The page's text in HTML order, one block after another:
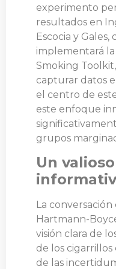
experimento
resultados en
Escocia y Gales,
implementará la
Smoking
capturar datos
el centro de
este enfoque
grupos
Un
La
Hartmann-
visión clara de
de los
de las